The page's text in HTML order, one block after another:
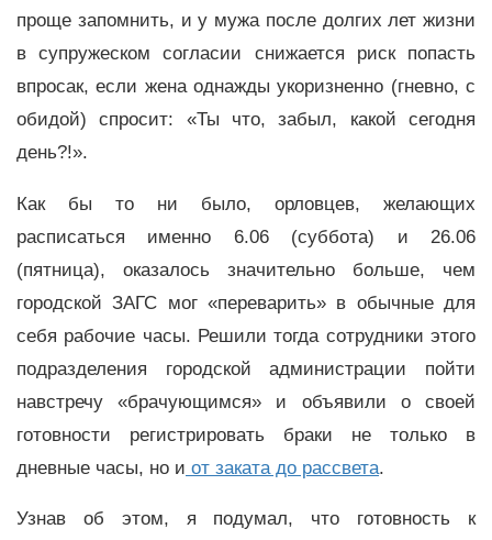
проще запомнить, и у мужа после долгих лет жизни
в супружеском согласии снижается риск попасть
впросак, если жена однажды укоризненно (гневно, с
обидой) спросит: «Ты что, забыл, какой сегодня
день?!».
Как бы то ни было, орловцев, желающих
расписаться именно 6.06 (суббота) и 26.06
(пятница), оказалось значительно больше, чем
городской ЗАГС мог «переварить» в обычные для
себя рабочие часы. Решили тогда сотрудники этого
подразделения городской администрации пойти
навстречу «брачующимся» и объявили о своей
готовности регистрировать браки не только в
дневные часы, но и от заката до рассвета.
Узнав об этом, я подумал, что готовность к